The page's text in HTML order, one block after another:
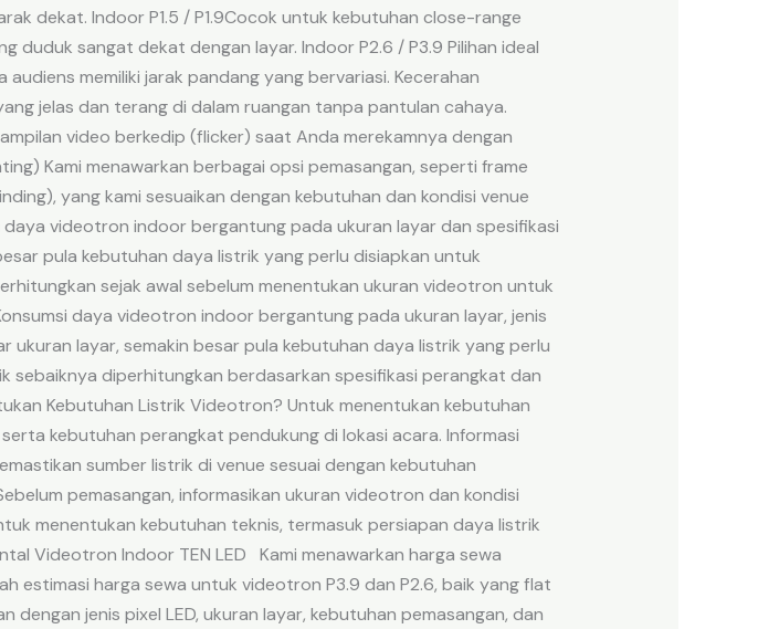
dekat. Indoor P1.5 / P1.9Cocok untuk kebutuhan close-range
sangat dekat dengan layar. Indoor P2.6 / P3.9 Pilihan ideal
memiliki jarak pandang yang bervariasi. Kecerahan
jelas dan terang di dalam ruangan tanpa pantulan cahaya.
video berkedip (flicker) saat Anda merekamnya dengan
Kami menawarkan berbagai opsi pemasangan, seperti frame
yang kami sesuaikan dengan kebutuhan dan kondisi venue
videotron indoor bergantung pada ukuran layar dan spesifikasi
pula kebutuhan daya listrik yang perlu disiapkan untuk
sejak awal sebelum menentukan ukuran videotron untuk
daya videotron indoor bergantung pada ukuran layar, jenis
ukuran layar, semakin besar pula kebutuhan daya listrik yang perlu
sebaiknya diperhitungkan berdasarkan spesifikasi perangkat dan
Kebutuhan Listrik Videotron? Untuk menentukan kebutuhan
kebutuhan perangkat pendukung di lokasi acara. Informasi
sumber listrik di venue sesuai dengan kebutuhan
pemasangan, informasikan ukuran videotron dan kondisi
menentukan kebutuhan teknis, termasuk persiapan daya listrik
Videotron Indoor TEN LED Kami menawarkan harga sewa
harga sewa untuk videotron P3.9 dan P2.6, baik yang flat
jenis pixel LED, ukuran layar, kebutuhan pemasangan, dan